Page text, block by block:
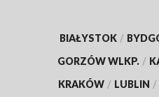
BIAŁYSTOK /
GORZÓW WLKP. /
KRAKÓW / LUBLIN /